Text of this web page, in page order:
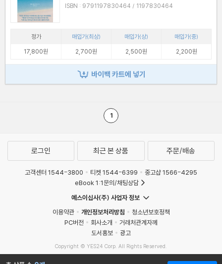
ISBN : 9791197830464 / 1197830464
정가 매입가(최상) 매입가(상)
매입가(중)
17,800원
2,700원 2,500원 2,200원
바이백 카트에 넣기
1
로그인 최근 본 상품 주문/배송
고객센터 1544-3800 티켓 1544-6399
중고샵 1566-4295
eBook 1:1문의/채팅상담
예스이십사(주) 사업자 정보
이용약관
개인정보처리방침
청소년보호정책
PC버전
회사소개
거래처관계자께
도서홍보
광고
Copyright © YES24 Corp. All Rights Reserved.
MATOM6